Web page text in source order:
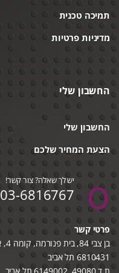
תמיכה טכנית
מדיניות פרטיות
החשבון שלי
החשבון שלי
הצעת המחיר שלכם
יש לך שאלה? צור קשר!
03-6816767
פרטי קשר
בן צבי 84, בית פנורמה, קומה 4, אולם 404
6810431 תל אביב
ת.ד 49080, 6149002 תל אביב